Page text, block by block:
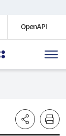
OpenAPI